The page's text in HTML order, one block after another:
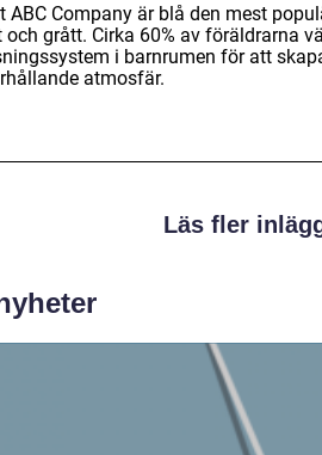
ABC Company är blå den mest
och grått. Cirka 60% av föräldrarna
i barnrumen för att
atmosfär.
Läs fler